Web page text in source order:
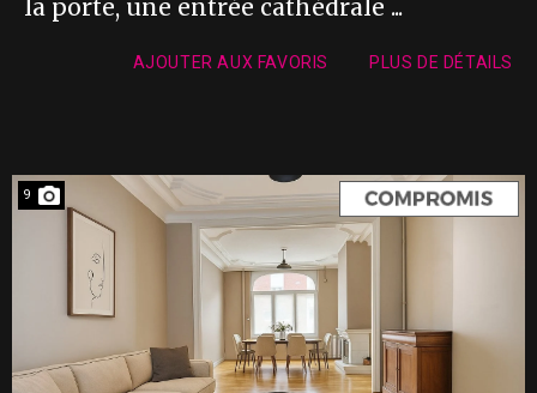
la porte, une entrée cathédrale ...
AJOUTER AUX FAVORIS PLUS DE DÉTAILS
9